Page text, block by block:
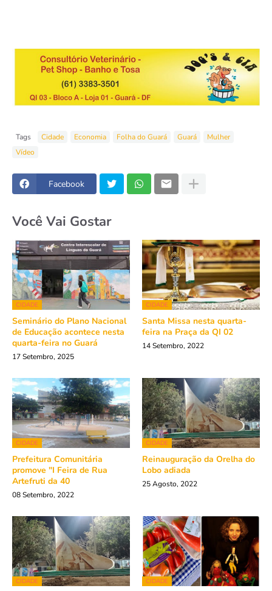
Tags Cidade Economia Folha do Guará Guará
Mulher
Vídeo
Facebook
Você Vai Gostar
CIDADE
Seminário do Plano Nacional
de Educação acontece nesta
quarta-feira no Guará
17 Setembro, 2025
CIDADE
Santa Missa nesta quarta-
feira na Praça da QI 02
14 Setembro, 2022
CIDADE
Prefeitura Comunitária
promove "I Feira de Rua
Artefruti da 40
08 Setembro, 2022
CIDADE
Reinauguração da Orelha do
Lobo adiada
25 Agosto, 2022
CIDADE CIDADE